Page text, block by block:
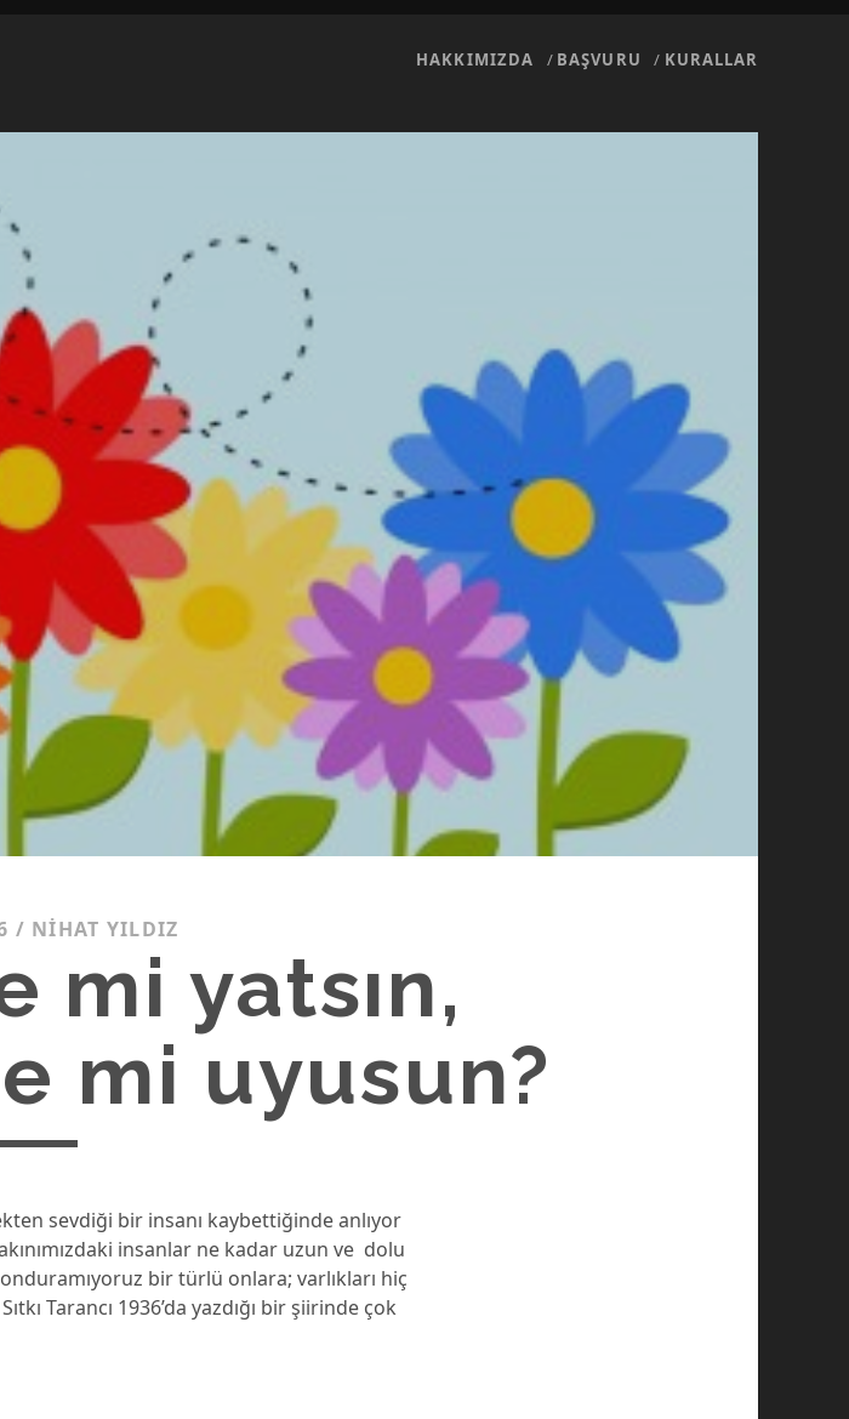
HAKKIMIZDA BAŞVURU KURALLAR
/ NIHAT YILDIZ
mi yatsın,
mi uyusun?
sevdiği bir insanı kaybettiğinde anlıyor
insanlar ne kadar uzun ve dolu
bir türlü onlara; varlıkları hiç
Tarancı 1936’da yazdığı bir şiirinde çok